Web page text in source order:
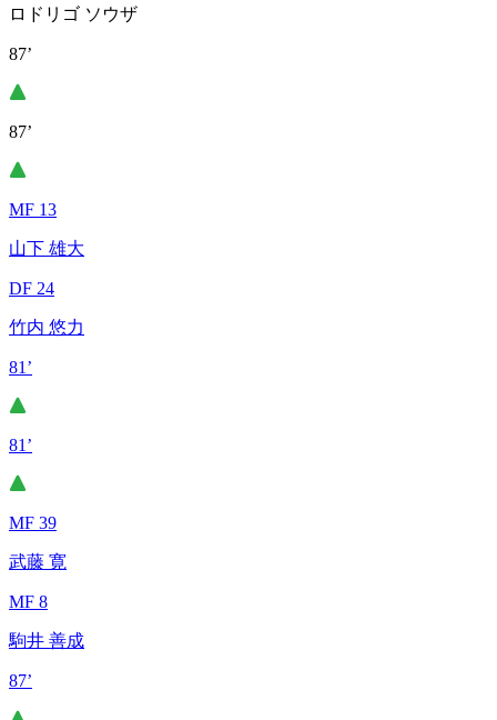
ロドリゴ ソウザ
87’
87’
MF 13
山下 雄大
DF 24
竹内 悠力
81’
81’
MF 39
武藤 寛
MF 8
駒井 善成
87’